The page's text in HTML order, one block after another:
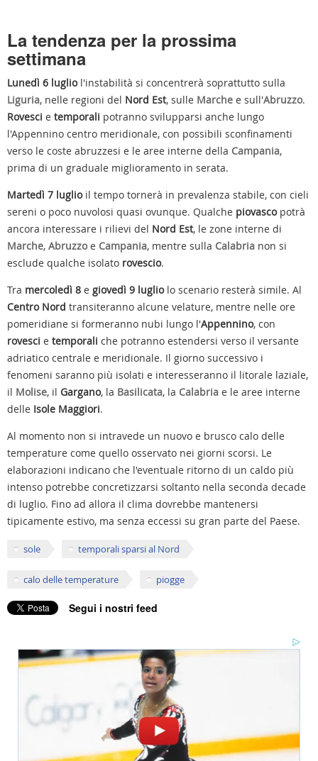
La tendenza per la prossima
settimana
Lunedì 6 lugliol'instabilità si concentrerà soprattutto sulla
Liguria, nelle regioni del Nord Est, sulle Marche e sull'Abruzzo.
Rovesci e temporali potranno svilupparsi anche lungo
l'Appennino centro meridionale, con possibili sconfinamenti
verso le coste abruzzesi e le aree interne della Campania,
prima di un graduale miglioramento in serata.
Martedì 7 luglioil tempo tornerà in prevalenza stabile, con cieli
sereni o poco nuvolosi quasi ovunque. Qualche piovascopotrà
ancora interessare i rilievi del Nord Est, le zone interne di
Marche, Abruzzoe Campania, mentre sulla Calabria non si
esclude qualche isolato rovescio.
Tra mercoledì 8 e giovedì 9 lugliolo scenario resterà simile. Al
Centro Nord transiteranno alcune velature, mentre nelle ore
pomeridiane si formeranno nubi lungo l'Appennino, con
rovesci e temporali che potranno estendersi verso il versante
adriatico centrale e meridionale. Il giorno successivo i
fenomeni saranno più isolati e interesseranno il litorale laziale,
il Molise, il Gargano, la Basilicata, la Calabria e le aree interne
delle Isole Maggiori.
Al momento non si intravede un nuovo e brusco calo delle
temperature come quello osservato nei giorni scorsi. Le
elaborazioni indicano che l'eventuale ritorno di un caldo più
intenso potrebbe concretizzarsi soltanto nella seconda decade
di luglio. Fino ad allora il clima dovrebbe mantenersi
tipicamente estivo, ma senza eccessi su gran parte del Paese.
sole temporali sparsi al Nord
calo delle temperature piogge
Segui i nostri feed